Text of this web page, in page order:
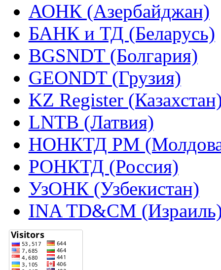
АОНК (Азербайджан)
БАНК и ТД (Беларусь)
BGSNDT (Болгария)
GEONDT (Грузия)
KZ Register
LNTB (Латвия)
НОНКТД РМ
РОНКТД (Россия)
УзОНК (Узбекистан)
INA TD&CM